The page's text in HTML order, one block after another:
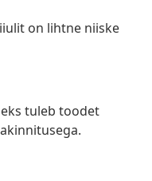
on lihtne niiske
tuleb toodet